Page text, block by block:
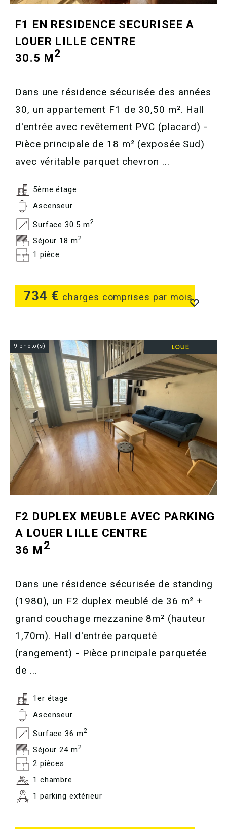
F1 EN RESIDENCE SECURISEE A
LOUER LILLE CENTRE
30.5 M2
734 € charges comprises par mois
Dans une résidence sécurisée des années
30, un appartement F1 de 30,50 m². Hall
d'entrée avec revêtement PVC (placard) -
Pièce principale de 18 m² (exposée Sud)
avec véritable parquet chevron ...
5ème étage
Ascenseur
Surface 30.5 m2
Séjour 18 m2
1 pièce
9 photo(s)
F2 DUPLEX MEUBLE AVEC PARKING
A LOUER LILLE CENTRE
36 M2
Dans une résidence sécurisée de standing
(1980), un F2 duplex meublé de 36 m² +
grand couchage mezzanine 8m² (hauteur
1,70m). Hall d'entrée parqueté
(rangement) - Pièce principale parquetée
de ...
1er étage
Ascenseur
Surface 36 m2
Séjour 24 m2
2 pièces
1 chambre
1 parking extérieur